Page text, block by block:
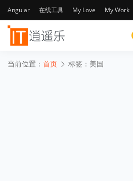
Angular 在线工具 My Love My Work
当前位置： 首页 标签：美国